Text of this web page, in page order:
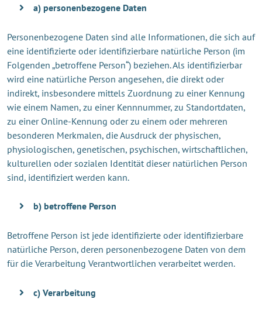
a) personenbezogene Daten
Personenbezogene Daten sind alle Informationen, die sich auf
eine identifizierte oder identifizierbare natürliche Person (im
Folgenden „betroffene Person“) beziehen. Als identifizierbar
wird eine natürliche Person angesehen, die direkt oder
indirekt, insbesondere mittels Zuordnung zu einer Kennung
wie einem Namen, zu einer Kennnummer, zu Standortdaten,
zu einer Online-Kennung oder zu einem oder mehreren
besonderen Merkmalen, die Ausdruck der physischen,
physiologischen, genetischen, psychischen, wirtschaftlichen,
kulturellen oder sozialen Identität dieser natürlichen Person
sind, identifiziert werden kann.
b) betroffene Person
Betroffene Person ist jede identifizierte oder identifizierbare
natürliche Person, deren personenbezogene Daten von dem
für die Verarbeitung Verantwortlichen verarbeitet werden.
c) Verarbeitung